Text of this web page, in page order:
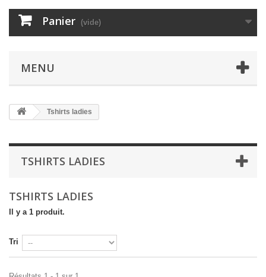
Panier (vide)
MENU
Tshirts ladies
TSHIRTS LADIES
TSHIRTS LADIES
Il y a 1 produit.
Tri